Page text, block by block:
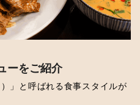
ーをご紹介
」と呼ばれる食事スタイルが